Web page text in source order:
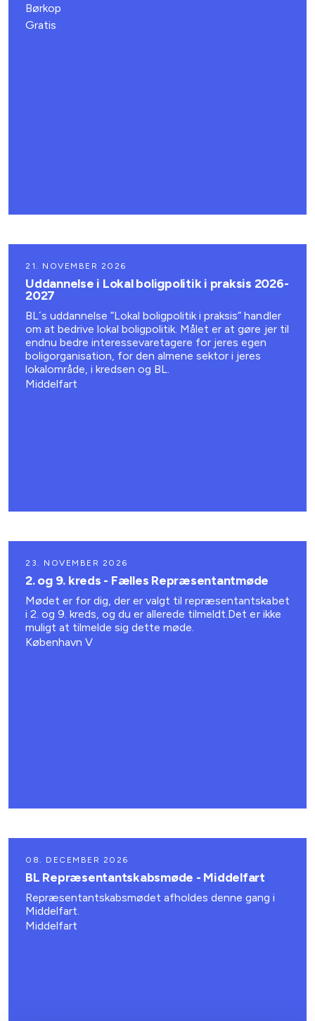
Børkop
Gratis
21. NOVEMBER 2026
Uddannelse i Lokal boligpolitik i praksis 2026-
2027
BL´s uddannelse ”Lokal boligpolitik i praksis” handler
om at bedrive lokal boligpolitik. Målet er at gøre jer til
endnu bedre interessevaretagere for jeres egen
boligorganisation, for den almene sektor i jeres
lokalområde, i kredsen og BL.
Middelfart
23. NOVEMBER 2026
2. og 9. kreds - Fælles Repræsentantmøde
Mødet er for dig, der er valgt til repræsentantskabet
i 2. og 9. kreds, og du er allerede tilmeldt.Det er ikke
muligt at tilmelde sig dette møde.
København V
08. DECEMBER 2026
BL Repræsentantskabsmøde - Middelfart
Repræsentantskabsmødet afholdes denne gang i
Middelfart.
Middelfart